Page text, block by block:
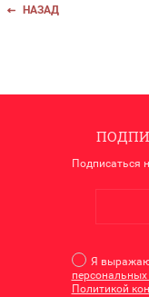
НАЗАД
Подписаться
Я
Политикой